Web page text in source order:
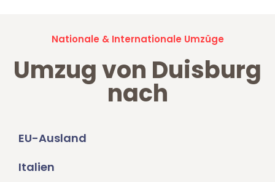
Nationale & Internationale Umzüge
Umzug von Duisburg
nach
EU-Ausland
Italien